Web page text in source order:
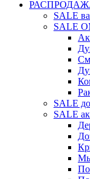
SALE
SALE
SALE
SALE